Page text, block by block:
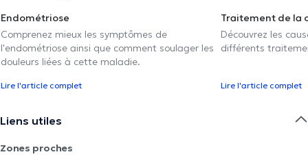
Endométriose
Comprenez mieux les symptômes de
l'endométriose ainsi que comment soulager les
douleurs liées à cette maladie.
Lire l'article complet
Traitement de la
Découvrez les
différents
Lire l'article complet
Liens utiles
Zones proches